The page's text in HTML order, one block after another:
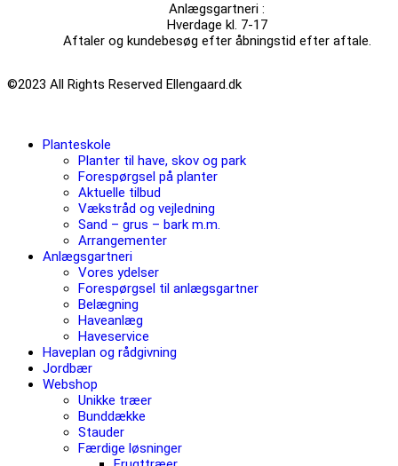
Anlægsgartneri :
Hverdage kl. 7-17
Aftaler og kundebesøg efter åbningstid efter aftale.
©2023 All Rights Reserved Ellengaard.dk
Planteskole
Planter til have, skov og park
Forespørgsel på planter
Aktuelle tilbud
Vækstråd og vejledning
Sand – grus – bark m.m.
Arrangementer
Anlægsgartneri
Vores ydelser
Forespørgsel til anlægsgartner
Belægning
Haveanlæg
Haveservice
Haveplan og rådgivning
Jordbær
Webshop
Unikke træer
Bunddække
Stauder
Færdige løsninger